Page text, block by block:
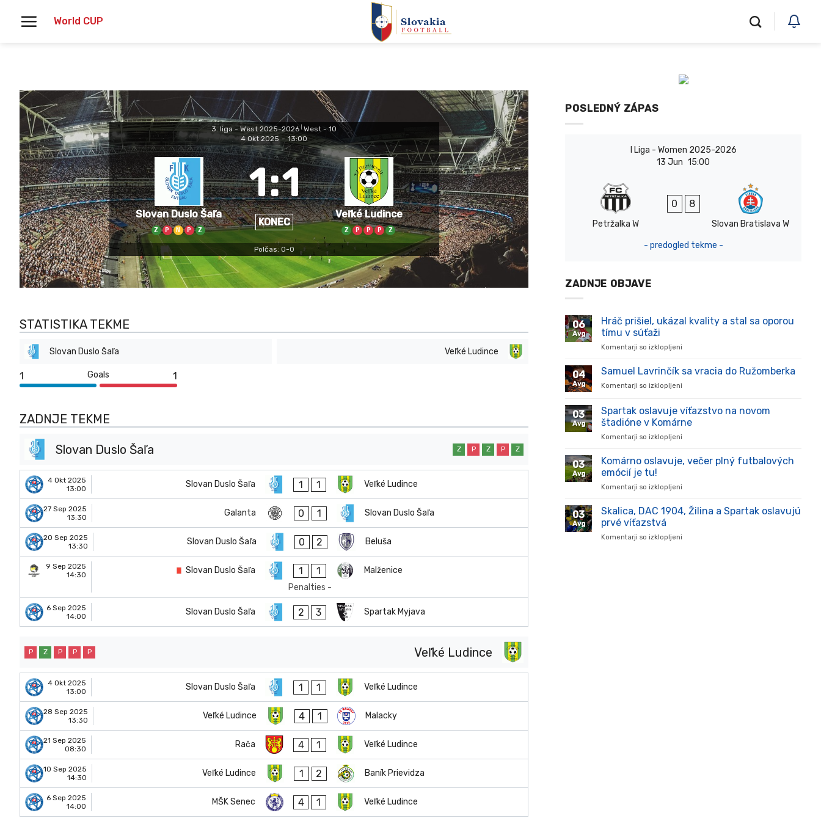
World CUP
3. liga - West 2025-2026 West - 10
4 Okt 2025 - 13:00
Slovan Duslo Šaľa
Z P N P Z
1:1
KONEC
Veľké Ludince
Z P P P Z
Polčas: 0-0
STATISTIKA TEKME
Slovan Duslo Šaľa Veľké Ludince
1 Goals 1
ZADNJE TEKME
Slovan Duslo Šaľa Z P Z P Z
4 Okt 2025
13:00
Slovan Duslo Šaľa 1 1 Veľké Ludince
27 Sep 2025
13:30
Galanta 0 1 Slovan Duslo Šaľa
20 Sep 2025
13:30
Slovan Duslo Šaľa 0 2 Beluša
9 Sep 2025
14:30
Slovan Duslo Šaľa 1 1
Malženice
Penalties -
6 Sep 2025
14:00
Slovan Duslo Šaľa 2 3 Spartak Myjava
Veľké Ludince
P Z P P P
4 Okt 2025
13:00
Slovan Duslo Šaľa 1 1 Veľké Ludince
28 Sep 2025
13:30
Veľké Ludince 4 1 Malacky
21 Sep 2025
08:30
Rača 4 1 Veľké Ludince
10 Sep 2025
14:30
Veľké Ludince 1 2 Baník Prievidza
6 Sep 2025
14:00
MŠK Senec 4 1 Veľké Ludince
POSLEDNÝ ZÁPAS
I Liga - Women 2025-2026
13 Jun 15:00
Petržalka W
0 8
Slovan Bratislava W
- predogled tekme -
ZADNJE OBJAVE
06
Avg
Hráč prišiel, ukázal kvality a stal sa oporou
tímu v súťaži
Komentarji so izklopljeni
prišiel,
stal
sa
súťaži
04
Avg
Samuel Lavrinčík sa vracia do Ružomberka
Komentarji so izklopljeni
Lavrinčík
vracia
03
Avg
Spartak oslavuje víťazstvo na novom
štadióne v Komárne
Komentarji so izklopljeni
oslavuje
v
03
Avg
Komárno oslavuje, večer plný futbalových
emócií je tu!
Komentarji so izklopljeni
oslavuje,
03
Avg
Skalica, DAC 1904, Žilina a Spartak oslavujú
prvé víťazstvá
Komentarji so izklopljeni